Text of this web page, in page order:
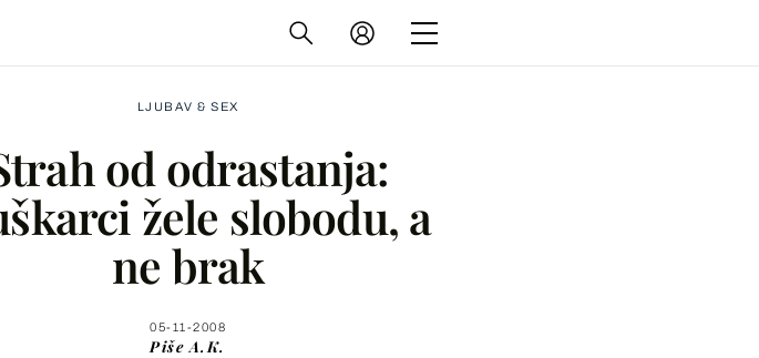
LJUBAV & SEX
od odrastanja:
žele slobodu, a
ne brak
05-11-2008
Piše A.K.